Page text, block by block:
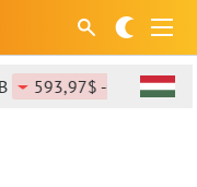
593,97$ -0,76%